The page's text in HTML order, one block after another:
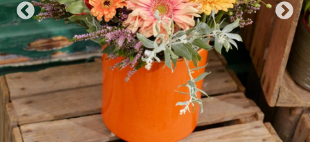
Previous